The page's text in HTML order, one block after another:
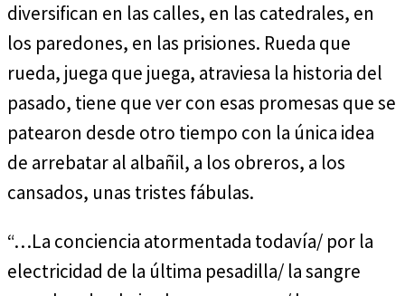
diversifican en las calles, en las catedrales, en
los paredones, en las prisiones. Rueda que
rueda, juega que juega, atraviesa la historia del
pasado, tiene que ver con esas promesas que se
patearon desde otro tiempo con la única idea
de arrebatar al albañil, a los obreros, a los
cansados, unas tristes fábulas.
“…La conciencia atormentada todavía/ por la
electricidad de la última pesadilla/ la sangre